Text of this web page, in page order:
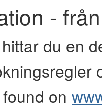
-
hittar du en
on